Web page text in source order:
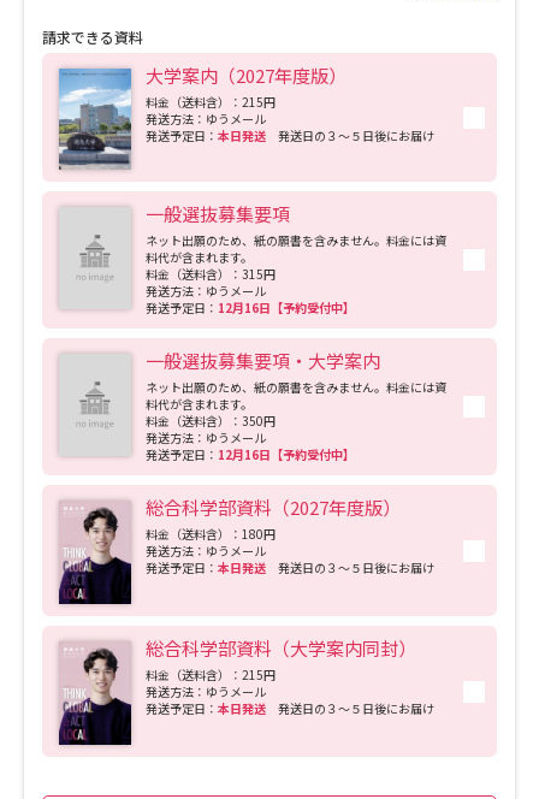
た、教員組織としては、大学院社会産業理工学研究部と大学院医歯薬学研究部があ
ります。さらに、世界最先端の医科学系の研究を行っている先端酵素学研究所、光
で世界を救うイノベーションを起こす研究を実施するポストLEDフォトニクス研究所
(pLED)、生命科学系の研究を推進するバイオイノベーション研究所(BIRC)、最先端
の医療をリードする大学病院、組織対組織の産学連携とスタートアップを組織的に
産み出す大学産業院があります。 理系に強みを持つ大学ですが、文系には総合
科学部があります。この構成が徳島大学の特徴であり、これまでに多くの優秀な人
材を育成してきました。 徳島大学では、全学一体となって教育・研究に取り組む
ために、研究クラスターや教育クラスターと名付けた協働体制を構築しています。
また、地域の皆様との連携強化のために、人と地域共創センターを設置し、企業な
どとの連携のために、研究支援・産官学連携センターや大学産業院を設置していま
す。さらに、新たな外部資金を獲得するために、「クラウドファンディング：
OTSUCLE（おつくる）」や大学発スタートアップへの投資組合を運営する株式会社
産学連携キャピタル(AIAC)などにより、起業に繋がる研究などへの支援も行われて
います。これらは他大学等との連携も可能です。 地域から世界を救う産業を創生
できることは、大学院工学研究科修士課程を修了し、2014年のノーベル物理学賞受
賞者となった中村修二教授（カリフォルニア大学サンタバーバラ校 (UCSB) 材料物性
工学科）や日亜化学工業株式会社により実証されています。この伝統を引き継いで
いけるよう設置したpLEDは、徳島県と協働し、内閣府の事業である「地方大学・地
域産業創生事業」の中心的な存在として、「光」をキーワードに新規産業の創生に
向けて研究を行っています。さらに、国立研究開発法人科学技術振興機構（JST）の
事業である「共創の場形成支援プロジェクト」にも採択され、自治体・企業・大学
などが共創して地方創生に資する取組を行っております。 ■各種国家試験合格率(令
和6年度) 医師免許 合格率96.4％ 管理栄養士免許 合格率95.7％ 看護師免許 合格率
100.0% 保健師免許 合格率100.0％ 診療放射線技師免許 合格率81.1% 臨床検査技師
免許 合格率76.5% 歯科医師免許 合格率80.0% 歯科衛生士免許 合格率100.0% 社会福
祉士免許 合格率100.0% 薬剤師 合格率84.2% ■就職支援・キャリア教育支援 キャ
リア支援室では、学生のみなさんの就職活動がスムーズに進むように、就職活動本
番へ向けての準備をお手伝いします。就職活動が終了するまで、情報提供やガイダ
ンスの開催、個別相談など、様々な面でサポートしています。
請求できる資料
大学案内（2027年度版）
料金（送料含）：215円
発送方法：ゆうメール
発送予定日： 本日発送 発送日の３～５日後にお届け
一般選抜募集要項
ネット出願のため、紙の願書を含みません。料金には資
料代が含まれます。
料金（送料含）：315円
発送方法：ゆうメール
発送予定日： 12月16日【予約受付中】
一般選抜募集要項・大学案内
ネット出願のため、紙の願書を含みません。料金には資
料代が含まれます。
料金（送料含）：350円
発送方法：ゆうメール
発送予定日： 12月16日【予約受付中】
総合科学部資料（2027年度版）
料金（送料含）：180円
発送方法：ゆうメール
発送予定日： 本日発送 発送日の３～５日後にお届け
総合科学部資料（大学案内同封）
料金（送料含）：215円
発送方法：ゆうメール
発送予定日： 本日発送 発送日の３～５日後にお届け